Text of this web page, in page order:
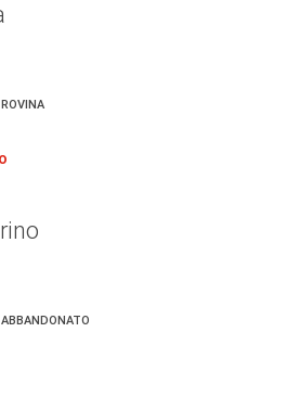
ROVINA
ABBANDONATO